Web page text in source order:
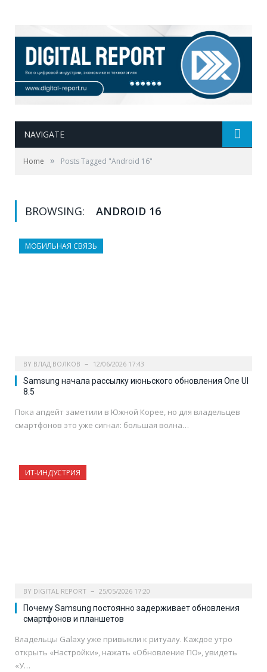
NAVIGATE
Home » Posts Tagged "Android 16"
BROWSING: ANDROID 16
МОБИЛЬНАЯ СВЯЗЬ
BY ВЛАД ВОЛКОВ 12/06/2026 17:43
Samsung начала рассылку июньского обновления One UI
8.5
Пока апдейт заметили в Южной Корее, но для владельцев
смартфонов это уже сигнал: большая волна…
ИТ-ИНДУСТРИЯ
BY DIGITAL REPORT 25/05/2026 17:20
Почему Samsung постоянно задерживает обновления
смартфонов и планшетов
Владельцы Galaxy уже привыкли к ритуалу. Каждое утро
открыть «Настройки», нажать «Обновление ПО», увидеть
«У…